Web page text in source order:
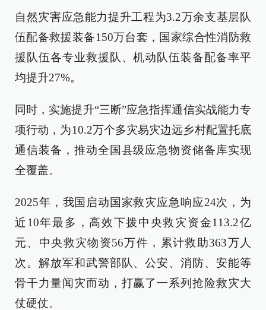
自然灾害应急能力提升工程为3.2万余支基层队
伍配备救援装备150万台套，国家综合性消防救
援队伍各专业救援队、机动队伍装备配备率平
均提升27%。
同时，实施提升“三断”应急指挥通信实战能力专
项行动，为10.2万个多灾易灾边远乡村配置托底
通信装备，推动全国县级应急物资储备库实现
全覆盖。
2025年，我国启动国家救灾应急响应24次，为
近10年最多，高效下拨中央救灾资金113.2亿
元、中央救灾物资56万件，累计救助363万人
次。解放军和武警部队、公安、消防、安能等
骨干力量闻灾而动，打赢了一系列抢险救灾大
仗硬仗。